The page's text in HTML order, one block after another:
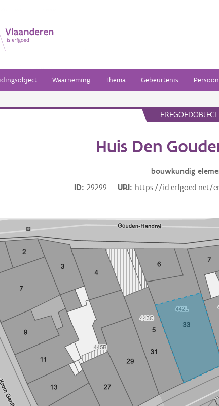
Waarneming Thema Gebeurtenis
ERFGOEDOBJECT
Huis Den
bouwkundig
ID
29299 URI https://id.erfgoed.net/